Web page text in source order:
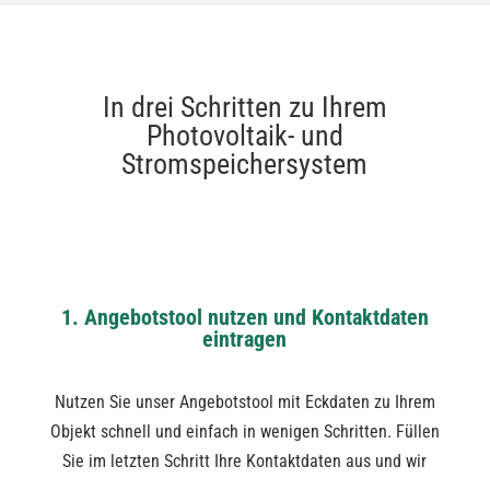
In drei Schritten zu Ihrem
Photovoltaik- und
Stromspeichersystem
1. Angebotstool nutzen und Kontaktdaten
eintragen
Nutzen Sie unser Angebotstool mit Eckdaten zu Ihrem
Objekt schnell und einfach in wenigen Schritten. Füllen
Sie im letzten Schritt Ihre Kontaktdaten aus und wir